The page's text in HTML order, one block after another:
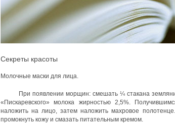
Секреты красоты
Молочные маски для лица.
При появлении морщин: смешать ¼ стакана
«Пискаревского» молока жирностью 2,5%.
наложить на лицо, затем наложить махровое
промокнуть кожу и смазать питательным кремом.